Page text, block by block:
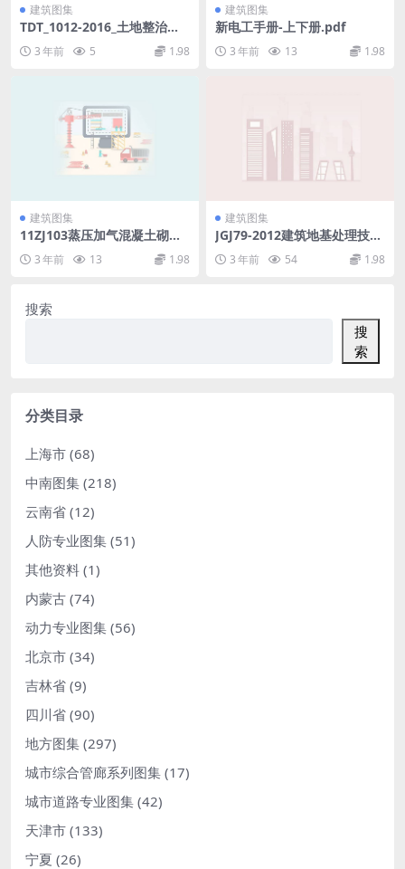
建筑图集
TDT_1012-2016_土地整治项
3 年前 5 1.98
建筑图集
新电工手册-上下册.pdf
3 年前 13 1.98
建筑图集
11ZJ103蒸压加气混凝土砌块
3 年前 13 1.98
建筑图集
JGJ79-2012建筑地基处理技术
3 年前 54 1.98
搜索
搜
索
分类目录
上海市 (68)
中南图集 (218)
云南省 (12)
人防专业图集 (51)
其他资料 (1)
内蒙古 (74)
动力专业图集 (56)
北京市 (34)
吉林省 (9)
四川省 (90)
地方图集 (297)
城市综合管廊系列图集 (17)
城市道路专业图集 (42)
天津市 (133)
宁夏 (26)